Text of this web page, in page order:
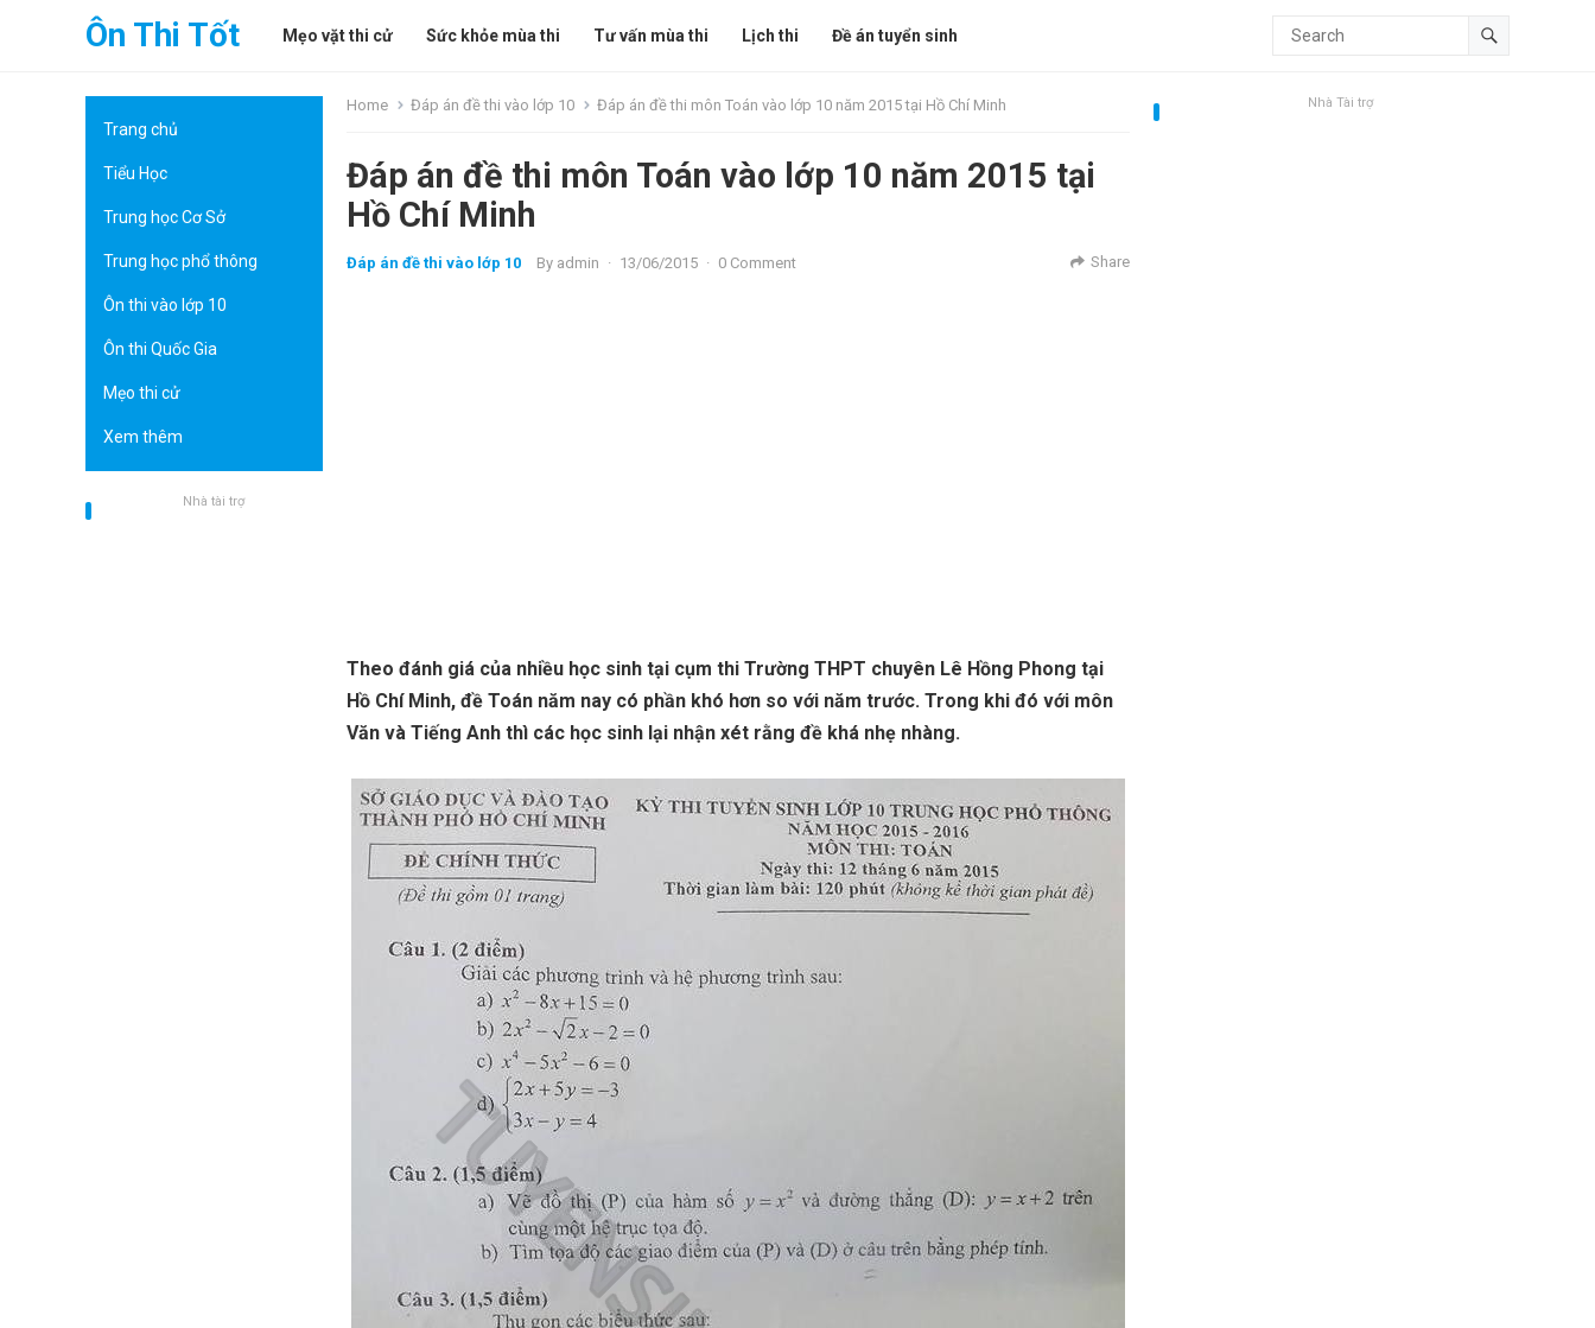
Ôn Thi Tốt Mẹo vặt thi cử Sức khỏe mùa thi Tư vấn mùa thi Lịch thi Đề án tuyển sinh
Trang chủ
Tiểu Học
Trung học Cơ Sở
Trung học phổ thông
Ôn thi vào lớp 10
Ôn thi Quốc Gia
Mẹo thi cử
Xem thêm
Nhà tài trợ
Home Đáp án đề thi vào lớp 10 Đáp án đề thi môn Toán vào lớp 10 năm 2015 tại Hồ Chí Minh
Đáp án đề thi môn Toán vào lớp 10 năm 2015 tại
Hồ Chí Minh
Đáp án đề thi vào lớp 10 By admin · 13/06/2015 · 0 Comment Share
Theo đánh giá của nhiều học sinh tại cụm thi Trường THPT chuyên Lê Hồng Phong tại
Hồ Chí Minh, đề Toán năm nay có phần khó hơn so với năm trước. Trong khi đó với môn
Văn và Tiếng Anh thì các học sinh lại nhận xét rằng đề khá nhẹ nhàng.
Nhà Tài trợ